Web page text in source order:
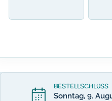
BESTELLSCHLUSS
Sonntag, 9.